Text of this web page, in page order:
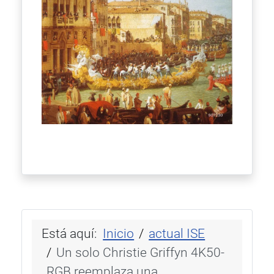
Está aquí: Inicio
actual ISE
Un solo Christie Griffyn 4K50-